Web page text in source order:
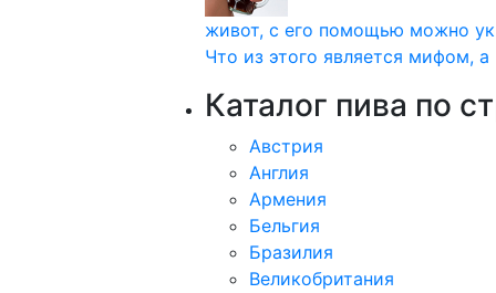
живот, с его помощью можно
Что из этого является мифом, а
Каталог пива по
Австрия
Англия
Армения
Бельгия
Бразилия
Великобритания